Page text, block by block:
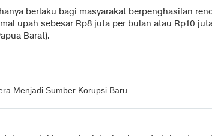
berlaku bagi masyarakat berpenghasilan
upah sebesar Rp8 juta per bulan atau Rp10
Barat).
Menjadi Sumber Korupsi Baru